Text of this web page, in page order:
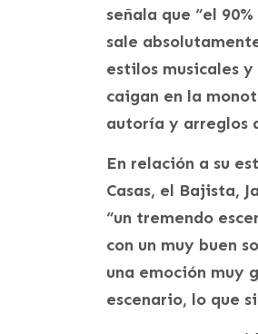
señala que “el
sale
estilos musicales
caigan en la
autoría y arreglos
En relación a su
Casas, el Bajista,
“un tremendo
con un muy buen
una emoción muy
escenario, lo que